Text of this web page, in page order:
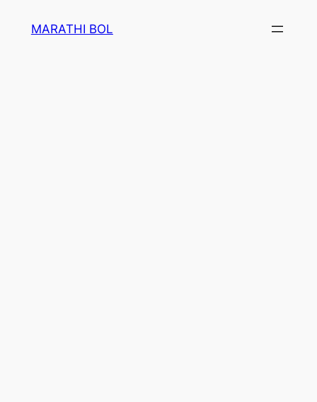
MARATHI BOL